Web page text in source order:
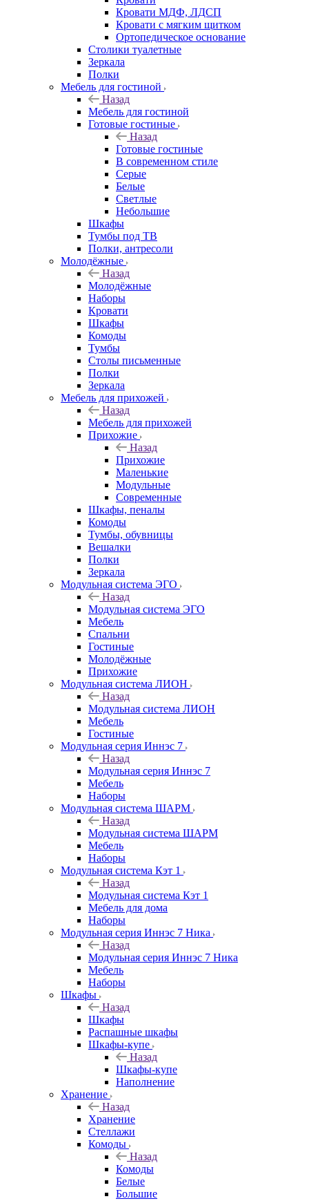
Кровати МДФ, ЛДСП
Кровати с мягким щитком
Ортопедическое основание
Столики туалетные
Зеркала
Полки
Мебель для гостиной
Назад
Мебель для гостиной
Готовые гостиные
Назад
Готовые гостиные
В современном стиле
Серые
Белые
Светлые
Небольшие
Шкафы
Тумбы под ТВ
Полки, антресоли
Молодёжные
Назад
Молодёжные
Наборы
Кровати
Шкафы
Комоды
Тумбы
Столы письменные
Полки
Зеркала
Мебель для прихожей
Назад
Мебель для прихожей
Прихожие
Назад
Прихожие
Маленькие
Модульные
Современные
Шкафы, пеналы
Комоды
Тумбы, обувницы
Вешалки
Полки
Зеркала
Модульная система ЭГО
Назад
Модульная система ЭГО
Мебель
Спальни
Гостиные
Молодёжные
Прихожие
Модульная система ЛИОН
Назад
Модульная система ЛИОН
Мебель
Гостиные
Модульная серия Иннэс 7
Назад
Модульная серия Иннэс 7
Мебель
Наборы
Модульная система ШАРМ
Назад
Модульная система ШАРМ
Мебель
Наборы
Модульная система Кэт 1
Назад
Модульная система Кэт 1
Мебель для дома
Наборы
Модульная серия Иннэс 7 Ника
Назад
Модульная серия Иннэс 7 Ника
Мебель
Наборы
Шкафы
Назад
Шкафы
Распашные шкафы
Шкафы-купе
Назад
Шкафы-купе
Наполнение
Хранение
Назад
Хранение
Стеллажи
Комоды
Назад
Комоды
Белые
Большие